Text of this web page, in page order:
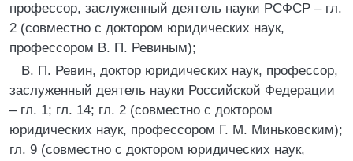
профессор, заслуженный деятель науки РСФСР – гл.
2 (совместно с доктором юридических наук,
профессором В. П. Ревиным);
B. П. Ревин, доктор юридических наук, профессор,
заслуженный деятель науки Российской Федерации
– гл. 1; гл. 14; гл. 2 (совместно с доктором
юридических наук, профессором Г. М. Миньковским);
гл. 9 (совместно с доктором юридических наук,